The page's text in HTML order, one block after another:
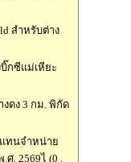
สำหรับต่าง
กซีแม่เหียะ
ดง 3 กม. พิกัด
ทนจำหน่าย
2569ไ (0 ,